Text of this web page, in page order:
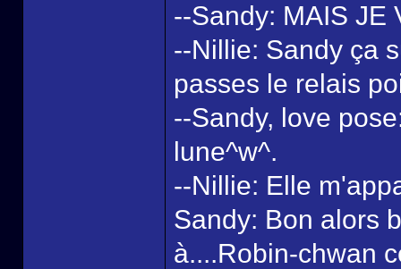
--Sandy: MAIS JE
--Nillie: Sandy ça
passes le relais
--Sandy, love
lune^w^.
--Nillie: Elle
Sandy: Bon alors
à....Robin-chwan